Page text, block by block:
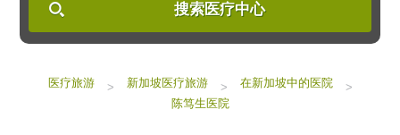
搜索医疗中心
医疗旅游 > 新加坡医疗旅游 > 在新加坡中的医院
>
陈笃生医院